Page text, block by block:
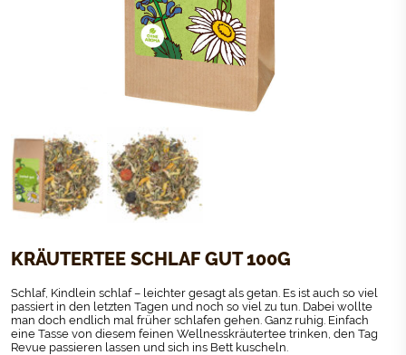
KRÄUTERTEE SCHLAF GUT 100G
Schlaf, Kindlein schlaf – leichter gesagt als getan. Es ist auch so viel
passiert in den letzten Tagen und noch so viel zu tun. Dabei wollte
man doch endlich mal früher schlafen gehen. Ganz ruhig. Einfach
eine Tasse von diesem feinen Wellnesskräutertee trinken, den Tag
Revue passieren lassen und sich ins Bett kuscheln.